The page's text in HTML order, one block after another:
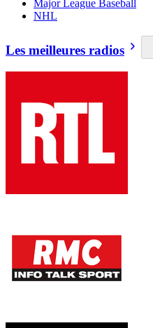
Major League Baseball
NHL
Les meilleures radios